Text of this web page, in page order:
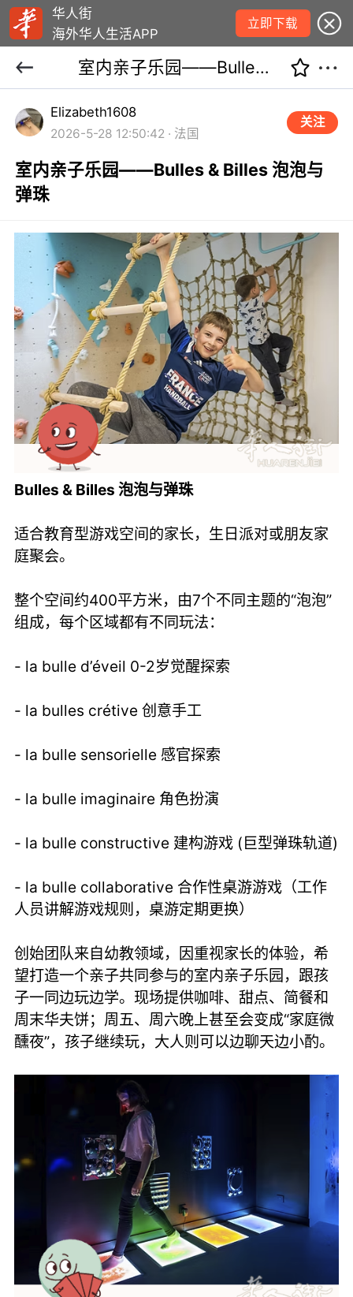
华人街
海外华人生活APP
立即下载
室内亲子乐园——Bulles & Billes 泡泡与弹珠
Elizabeth1608
2026-5-28 12:50:42 · 法国
关注
室内亲子乐园——Bulles & Billes 泡泡与
弹珠
Bulles & Billes 泡泡与弹珠
适合教育型游戏空间的家长，生日派对或朋友家
庭聚会。
整个空间约400平方米，由7个不同主题的“泡泡”
组成，每个区域都有不同玩法：
- la bulle d’éveil 0-2岁觉醒探索
- la bulles crétive 创意手工
- la bulle sensorielle 感官探索
- la bulle imaginaire 角色扮演
- la bulle constructive 建构游戏 (巨型弹珠轨道)
- la bulle collaborative 合作性桌游游戏（工作
人员讲解游戏规则，桌游定期更换）
创始团队来自幼教领域，因重视家长的体验，希
望打造一个亲子共同参与的室内亲子乐园，跟孩
子一同边玩边学。现场提供咖啡、甜点、简餐和
周末华夫饼；周五、周六晚上甚至会变成“家庭微
醺夜”，孩子继续玩，大人则可以边聊天边小酌。